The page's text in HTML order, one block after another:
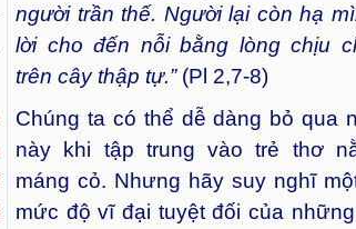
người trần thế. Người lại còn hạ
lời cho đến nỗi ​bằng lòng chịu
trên cây thập tự.” (Pl 2,7-8)
Chúng ta có thể dễ dàng bỏ qua
này khi tập trung vào trẻ thơ
máng cỏ. Nhưng hãy suy nghĩ
mức độ vĩ đại tuyệt đối của